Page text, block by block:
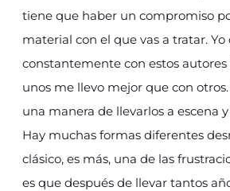
tiene que haber un compromiso
material con el que vas a tratar. Yo
constantemente con estos autores
unos me llevo mejor que con otros.
una manera de llevarlos a escena
Hay muchas formas diferentes
clásico, es más, una de las
es que después de llevar tantos